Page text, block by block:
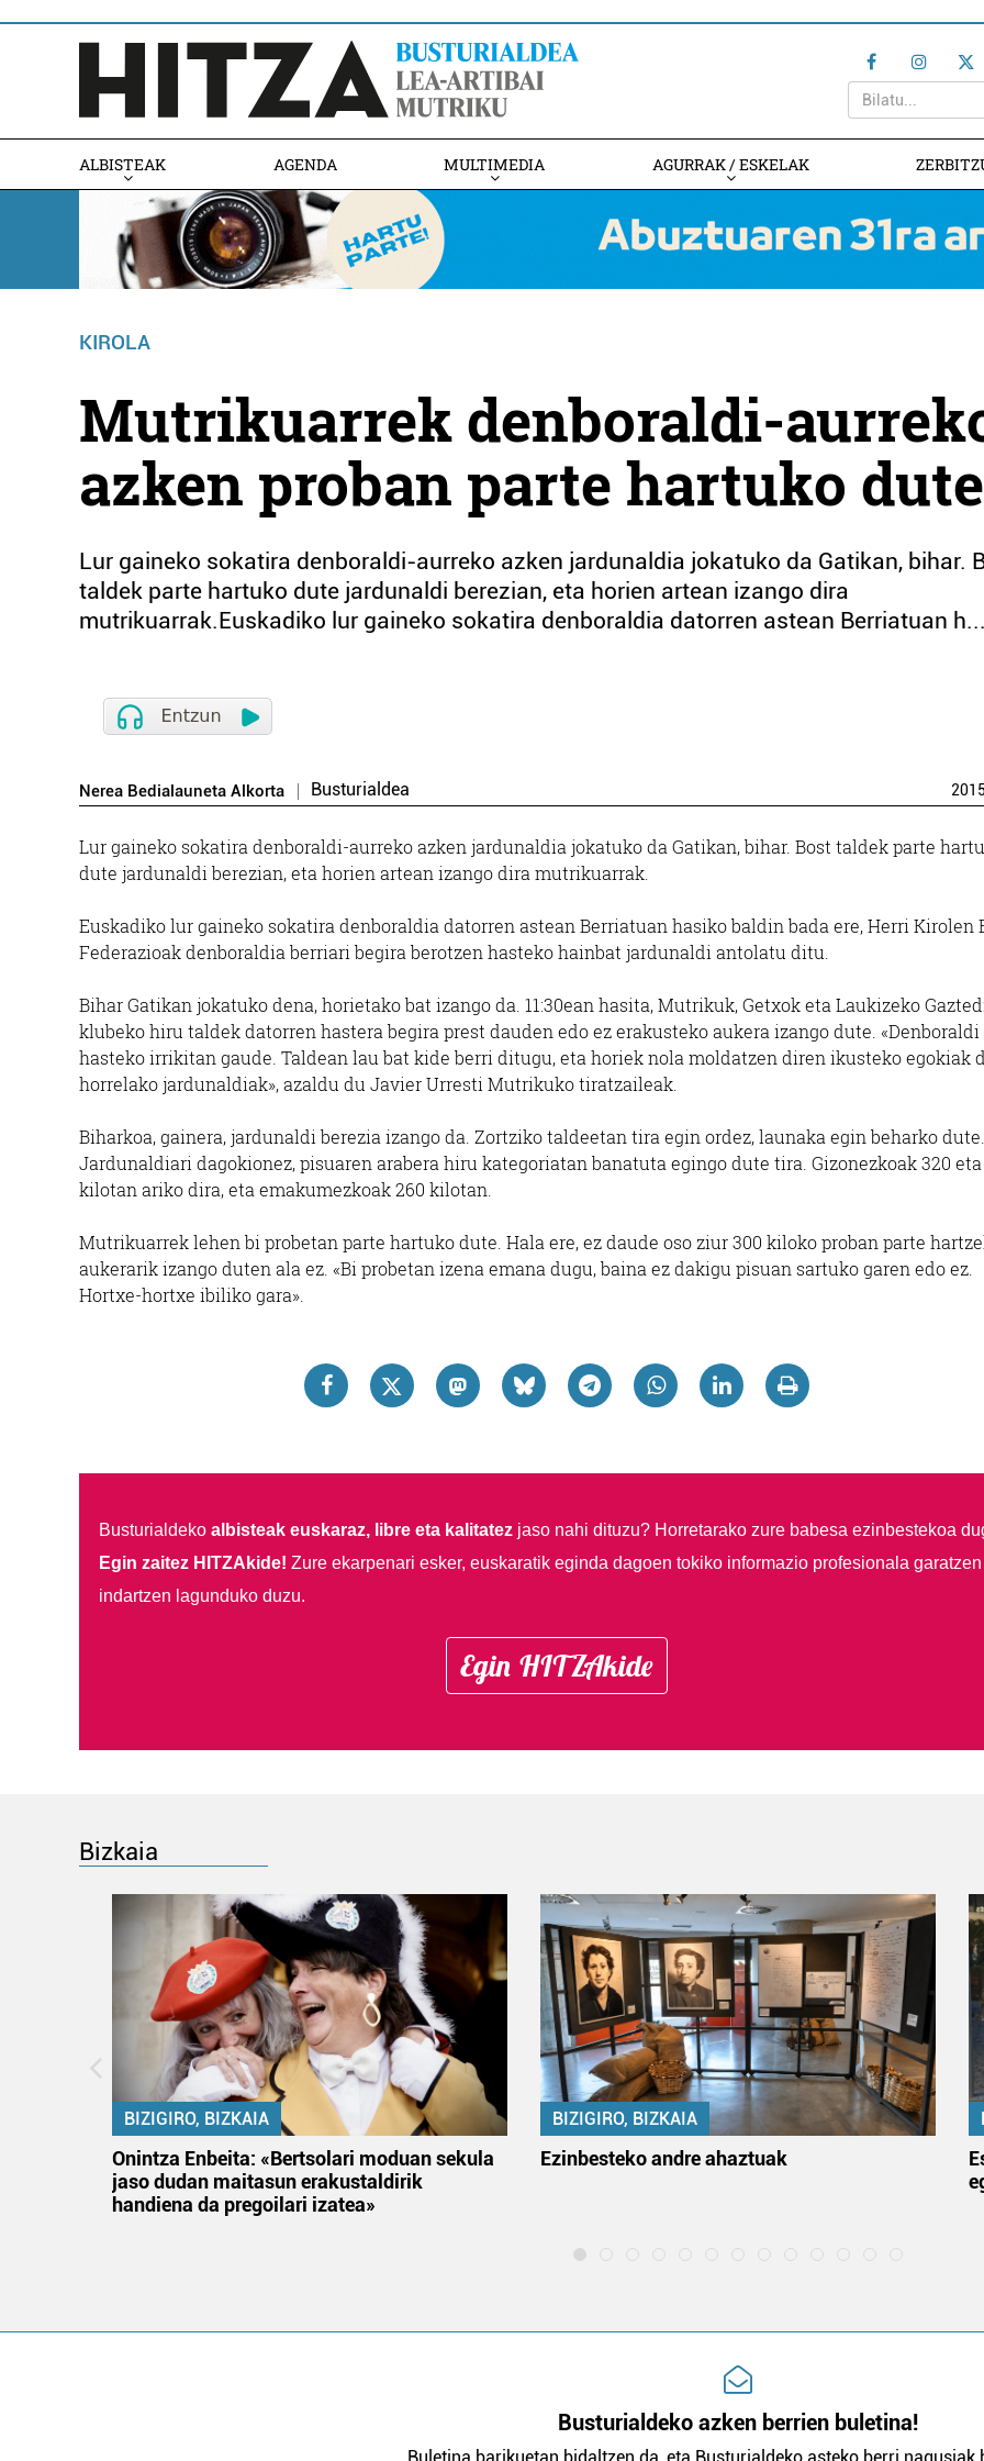
ALBISTEAK AGENDA MULTIMEDIA AGURRAK / ESKELAK
KIROLA
Mutrikuarrek denboraldi-
azken proban parte hartuko dute
Lur gaineko sokatira denboraldi-aurreko azken jardunaldia jokatuko da Gatikan, bihar.
taldek parte hartuko dute jardunaldi berezian, eta horien artean izango dira
mutrikuarrak.Euskadiko lur gaineko sokatira denboraldia datorren astean Berriatuan h...
Nerea Bedialauneta Alkorta Busturialdea 2015
Lur gaineko sokatira denboraldi-aurreko azken jardunaldia jokatuko da Gatikan, bihar. Bost taldek parte
dute jardunaldi berezian, eta horien artean izango dira mutrikuarrak.
Euskadiko lur gaineko sokatira denboraldia datorren astean Berriatuan hasiko baldin bada ere, Herri Kirolen
Federazioak denboraldia berriari begira berotzen hasteko hainbat jardunaldi antolatu ditu.
Bihar Gatikan jokatuko dena, horietako bat izango da. 11:30ean hasita, Mutrikuk, Getxok eta Laukizeko
klubeko hiru taldek datorren hastera begira prest dauden edo ez erakusteko aukera izango dute. «Denboraldi
hasteko irrikitan gaude. Taldean lau bat kide berri ditugu, eta horiek nola moldatzen diren ikusteko egokiak
horrelako jardunaldiak», azaldu du Javier Urresti Mutrikuko tiratzaileak.
Biharkoa, gainera, jardunaldi berezia izango da. Zortziko taldeetan tira egin ordez, launaka egin beharko dute.
Jardunaldiari dagokionez, pisuaren arabera hiru kategoriatan banatuta egingo dute tira. Gizonezkoak 320 eta
kilotan ariko dira, eta emakumezkoak 260 kilotan.
Mutrikuarrek lehen bi probetan parte hartuko dute. Hala ere, ez daude oso ziur 300 kiloko proban parte
aukerarik izango duten ala ez. «Bi probetan izena emana dugu, baina ez dakigu pisuan sartuko garen edo ez.
Hortxe-hortxe ibiliko gara».
Busturialdeko albisteak euskaraz, libre eta kalitatezjaso nahi dituzu? Horretarako zure babesa ezinbestekoa
Egin zaitez HITZAkide! Zure ekarpenari esker, euskaratik eginda dagoen tokiko informazio profesionala garatzen
indartzen lagunduko duzu.
Egin HITZAkide
Bizkaia
BIZIGIRO, BIZKAIA
Onintza Enbeita: «Bertsolari moduan sekula
jaso dudan maitasun erakustaldirik
handiena da pregoilari izatea»
BIZIGIRO, BIZKAIA
Ezinbesteko andre ahaztuak
Busturialdeko azken berrien buletina!